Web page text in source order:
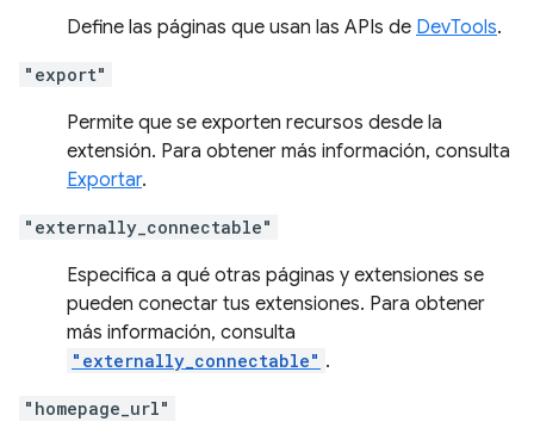
Define las páginas que usan las APIs de DevTools.
"export"
Permite que se exporten recursos desde la
extensión. Para obtener más información, consulta
Exportar.
"externally_connectable"
Especifica a qué otras páginas y extensiones se
pueden conectar tus extensiones. Para obtener
más información, consulta
"externally_connectable" .
"homepage_url"